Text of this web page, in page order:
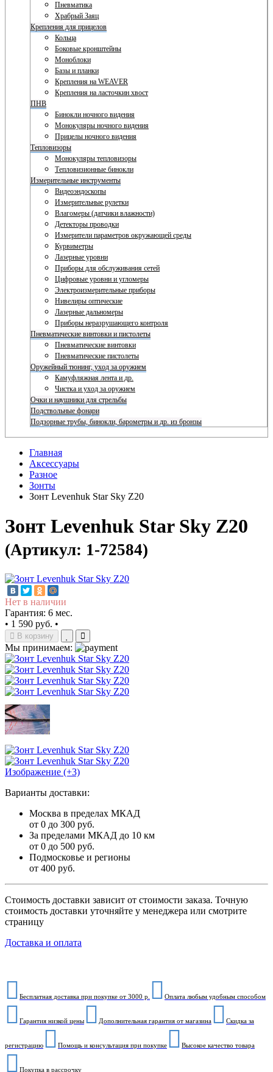
Пневматика
Храбрый Заяц
Крепления для прицелов
Кольца
Боковые кронштейны
Моноблоки
Базы и планки
Крепления на WEAVER
Крепления на ласточкин хвост
ПНВ
Бинокли ночного видения
Монокуляры ночного видения
Прицелы ночного видения
Тепловизоры
Монокуляры тепловизоры
Тепловизионные бинокли
Измерительные инструменты
Видеоэндоскопы
Измерительные рулетки
Влагомеры (датчики влажности)
Детекторы проводки
Измерители параметров окружающей среды
Курвиметры
Лазерные уровни
Приборы для обслуживания сетей
Цифровые уровни и угломеры
Электроизмерительные приборы
Нивелиры оптические
Лазерные дальномеры
Приборы неразрушающего контроля
Пневматические винтовки и пистолеты
Пневматические винтовки
Пневматические пистолеты
Оружейный тюнинг, уход за оружием
Камуфляжная лента и др.
Чистка и уход за оружием
Очки и наушники для стрельбы
Подствольные фонари
Подзорные трубы, бинокли, барометры и др. из бронзы
Главная
Аксессуары
Разное
Зонты
Зонт Levenhuk Star Sky Z20
Зонт Levenhuk Star Sky Z20
(Артикул: 1-72584)
Нет в наличии
Гарантия: 6 мес.
• 1 590 руб. •
В корзину
Мы принимаем:
Изображение (+3)
Варианты доставки:
Москва в пределах МКАД
от 0 до 300 руб.
За пределами МКАД до 10 км
от 0 до 500 руб.
Подмосковье и регионы
от 400 руб.
Стоимость доставки зависит от стоимости заказа. Точную
стоимость доставки уточняйте у менеджера или смотрите
страницу
Доставка и оплата
Бесплатная доставка при покупке от 3000 р. Оплата любым удобным способом
Гарантия низкой цены Дополнительная гарантия от магазина Скидка за
регистрацию Помощь и консультация при покупке Высокое качество товара
Покупка в рассрочку